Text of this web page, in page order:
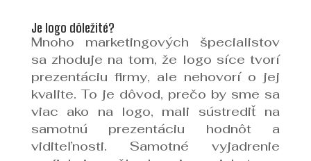
Je logo dôležité?
Mnoho marketingových špecialistov
sa zhoduje na tom, že logo síce tvorí
prezentáciu firmy, ale nehovorí o jej
kvalite. To je dôvod, prečo by sme sa
viac ako na logo, mali sústrediť na
samotnú prezentáciu hodnôt a
viditeľnosti. Samotné vyjadrenie